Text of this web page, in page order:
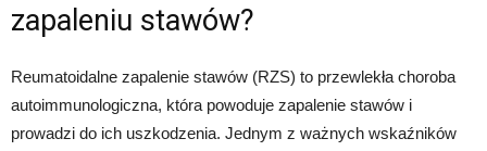
zapaleniu stawów?
Reumatoidalne zapalenie stawów (RZS) to przewlekła choroba
autoimmunologiczna, która powoduje zapalenie stawów i
prowadzi do ich uszkodzenia. Jednym z ważnych wskaźników